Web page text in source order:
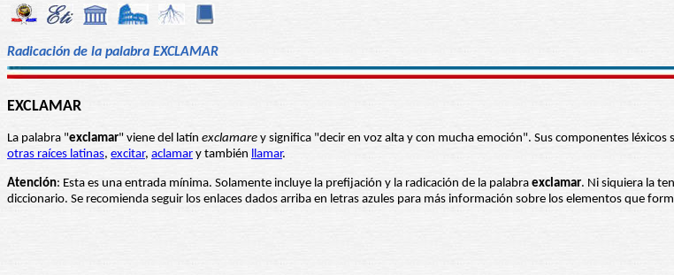
Radicación de la palabra EXCLAMAR
EXCLAMAR
La palabra "exclamar" viene del latín exclamare y significa "decir en voz alta y con mucha emoción". Sus componentes
otras raíces latinas, excitar, aclamar y también llamar.
Atención: Esta es una entrada mínima. Solamente incluye la prefijación y la radicación de la palabra exclamar. Ni siquiera la
diccionario. Se recomienda seguir los enlaces dados arriba en letras azules para más información sobre los elementos que